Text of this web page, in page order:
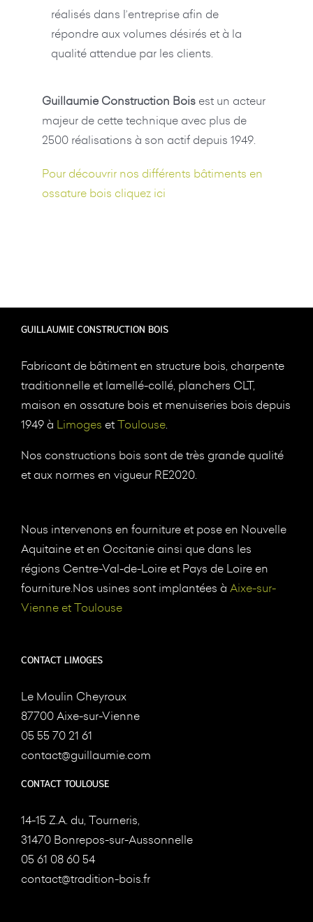
réalisés dans l’entreprise afin de
répondre aux volumes désirés et à la
qualité attendue par les clients.
Guillaumie Construction Boisest un acteur
majeur de cette technique avec plus de
2500 réalisations à son actif depuis 1949.
Pour découvrir nos différents bâtiments en
ossature bois cliquez ici
GUILLAUMIE CONSTRUCTION BOIS
Fabricant de bâtiment en structure bois, charpente
traditionnelle et lamellé-collé, planchers CLT,
maison en ossature bois et menuiseries bois depuis
1949 à Limoges etToulouse.
Nos constructions bois sont de très grande qualité
et aux normes en vigueur RE2020.
Nous intervenons en fourniture et pose en Nouvelle
Aquitaine et en Occitanie ainsi que dans les
régions Centre-Val-de-Loire et Pays de Loire en
fourniture.Nos usines sont implantées à Aixe-sur-
Vienne et Toulouse
CONTACT LIMOGES
Le Moulin Cheyroux
87700 Aixe-sur-Vienne
05 55 70 21 61
contact@guillaumie.com
CONTACT TOULOUSE
14-15 Z.A. du, Tourneris,
31470 Bonrepos-sur-Aussonnelle
05 61 08 60 54
contact@tradition-bois.fr